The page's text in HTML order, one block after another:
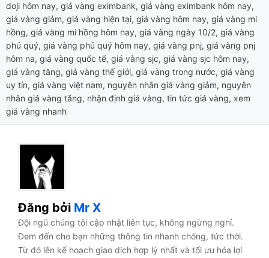
doji hôm nay, giá vàng eximbank, giá vàng eximbank hôm nay,
giá vàng giảm, giá vàng hiện tại, giá vàng hôm nay, giá vàng mi
hồng, giá vàng mi hồng hôm nay, giá vàng ngày 10/2, giá vàng
phú quý, giá vàng phú quý hôm nay, giá vàng pnj, giá vàng pnj
hôm na, giá vàng quốc tế, giá vàng sjc, giá vàng sjc hôm nay,
giá vàng tăng, giá vàng thế giới, giá vàng trong nước, giá vàng
uy tín, giá vàng việt nam, nguyên nhân giá vàng giảm, nguyên
nhân giá vàng tăng, nhận định giá vàng, tin tức giá vàng, xem
giá vàng nhanh
Đăng bởi Mr X
Đội ngũ chúng tôi cập nhật liên tục, không ngừng nghỉ.
Đem đến cho bạn những thông tin nhanh chóng, tức thời.
Từ đó lên kế hoạch giao dịch hợp lý nhất và tối ưu hóa lợi